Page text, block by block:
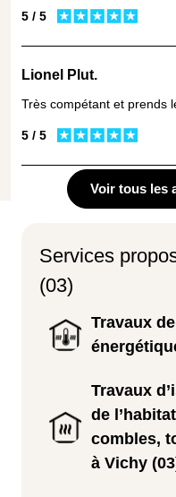
5 / 5
Lionel Plut.
Très compétant et prends
5 / 5
Voir tous les
Services
(03)
Travaux
Travaux
de
combles,
à Vichy